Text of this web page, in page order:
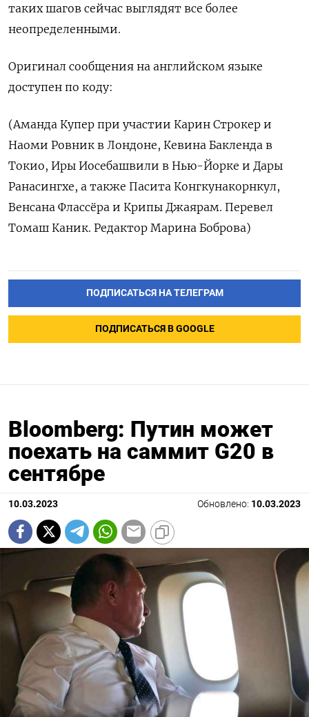
таких шагов сейчас выглядят все более
неопределенными.
Оригинал сообщения на английском языке
доступен по коду:
(Аманда Купер при участии Карин Строкер и
Наоми Ровник в Лондоне, Кевина Бакленда в
Токио, Иры Иосебашвили в Нью-Йорке и Дары
Ранасингхе, а также Пасита Конгкунакорнкул,
Венсана Флассёра и Крипы Джаярам. Перевел
Томаш Каник. Редактор Марина Боброва)
ПОДПИСАТЬСЯ НА ТЕЛЕГРАМ
ПОДПИСАТЬСЯ В GOOGLE
Bloomberg: Путин может
поехать на саммит G20 в
сентябре
10.03.2023 Обновлено: 10.03.2023